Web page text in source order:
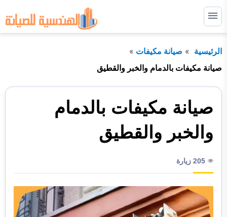
التجاوز
إلى القائمة
عن:
صيانة ثلاجات
صيانة افران
الرئيسية
صيانة مكيفات
صيانة مكيفات بالدمام والخبر والقطيق
صيانة مكيفات بالدمام
والخبر والقطيق
205 زيارة